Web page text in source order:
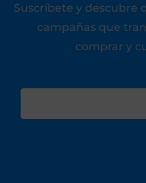
Suscríbete y descubre
campañas que
comprar y